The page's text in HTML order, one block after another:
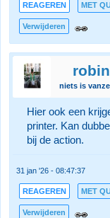
REAGEREN MET
Verwijderen
niets is
Hier ook een
printer. Kan
bij de action.
31 jan '26 - 08:47:37
REAGEREN MET
Verwijderen